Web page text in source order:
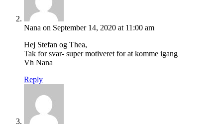
Nana on September 14, 2020 at 11:00 am
Hej Stefan og Thea,
Tak for svar- super motiveret for at komme igang
Vh Nana
Reply